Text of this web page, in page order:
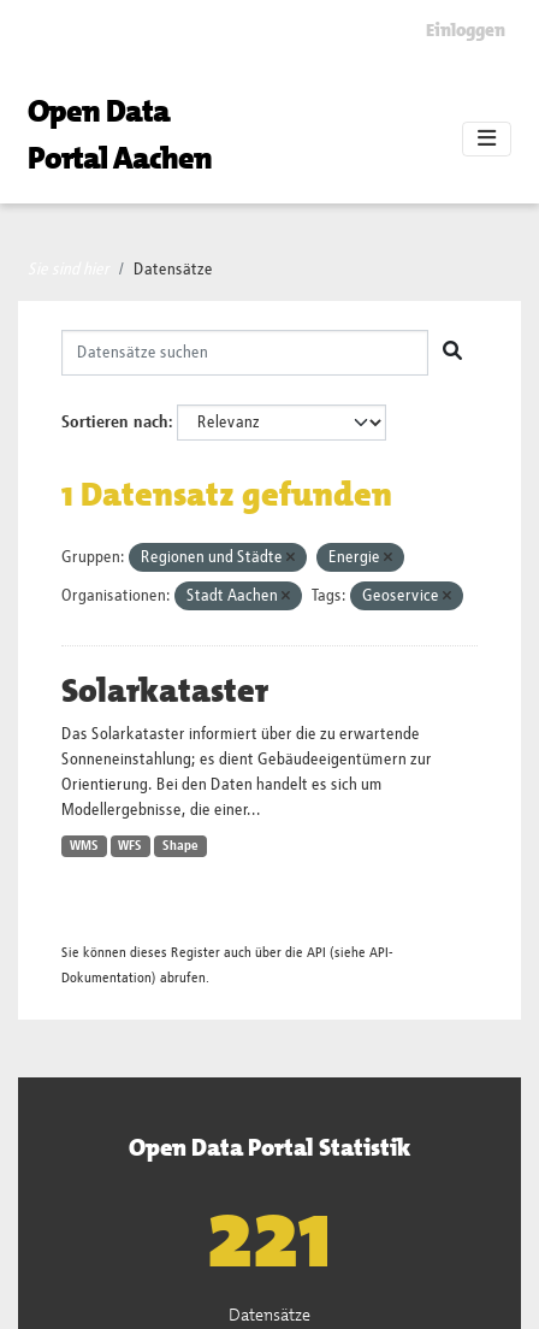
Einloggen
Open Data
Portal Aachen
Datensätze
Sortieren nach
1 Datensatz gefunden
Gruppen: Regionen und Städte Energie
Organisationen: Stadt Aachen Tags: Geoservice
Solarkataster
Das Solarkataster informiert über die zu erwartende
Sonneneinstahlung; es dient Gebäudeeigentümern zur
Orientierung. Bei den Daten handelt es sich um
Modellergebnisse, die einer...
WMS WFS Shape
Sie können dieses Register auch über die API (siehe API-
Dokumentation) abrufen.
Open Data Portal Statistik
222
Datensätze